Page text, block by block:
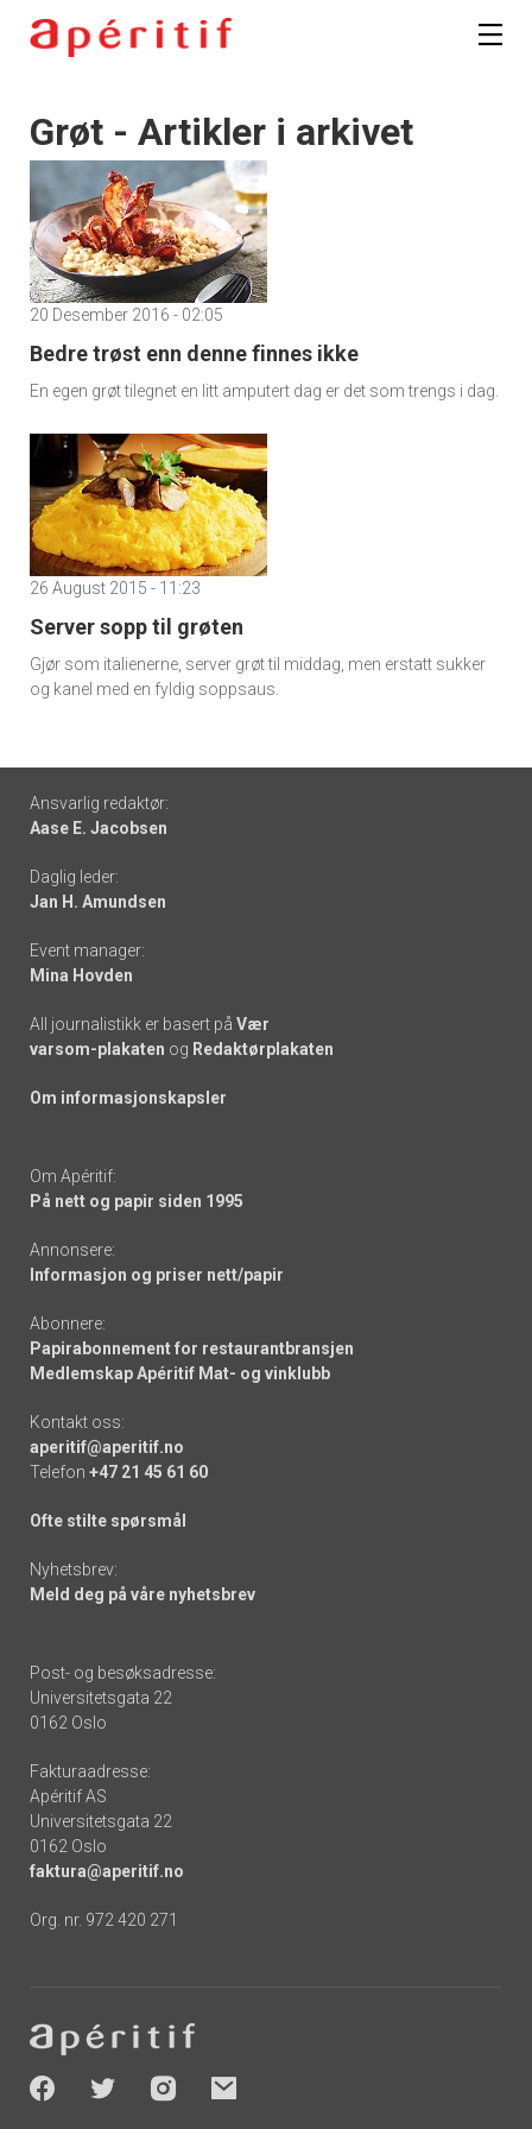
Grøt - Artikler i arkivet
20 Desember 2016 - 02:05
Bedre trøst enn denne finnes ikke
En egen grøt tilegnet en litt amputert dag er det som trengs i dag.
26 August 2015 - 11:23
Server sopp til grøten
Gjør som italienerne, server grøt til middag, men erstatt sukker
og kanel med en fyldig soppsaus.
Footer
-
links
Ansvarlig redaktør:
Aase E. Jacobsen
Daglig leder:
Jan H. Amundsen
Event manager:
Mina Hovden
All journalistikk er basert på Vær
varsom-plakaten og Redaktørplakaten
Om informasjonskapsler
Om Apéritif:
På nett og papir siden 1995
Annonsere:
Informasjon og priser nett/papir
Abonnere:
Papirabonnement for restaurantbransjen
Medlemskap Apéritif Mat- og vinklubb
Kontakt oss:
aperitif@aperitif.no
Telefon +47 21 45 61 60
Ofte stilte spørsmål
Nyhetsbrev:
Meld deg på våre nyhetsbrev
Post- og besøksadresse:
Universitetsgata 22
0162 Oslo
Fakturaadresse:
Apéritif AS
Universitetsgata 22
0162 Oslo
faktura@aperitif.no
Org. nr. 972 420 271
-
socials